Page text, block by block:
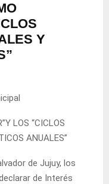
Y
LOS “CICLOS
ANUALES”
de Jujuy, los
de Interés